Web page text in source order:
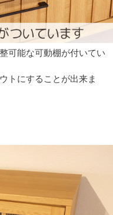
可能な可動棚が付いてい
トにすることが出来ま